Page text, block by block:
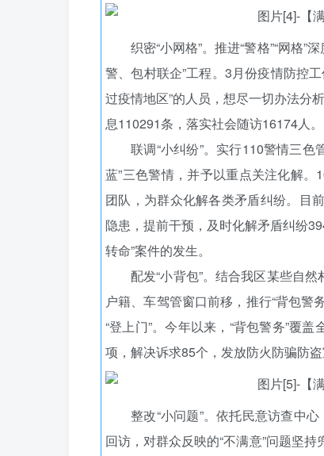
织密“小网格”。推进“警格”“网格
警、包村联企”工程。3月份疫情防控
过疫情地区”的人员，想尽一切办法分
息110291条，落实社会随访16174人。
联调“小纠纷”。实行110警情三色
蓝”三色警情，并予以重点关注化解
团队，为群众化解各类矛盾纠纷。目
隐患，提前干预，及时化解矛盾纠纷
转命”案件的发生。
配发“小背包”。结合我区某些自
户籍、车驾管窗口前移，推行“背包警
“登上门”。今年以来，“背包警务”覆
项，解决诉求85个，发放防火防骗防盗
整改“小问题”。依托民意访查中
回访，对群众反映的“不满意”问题坚